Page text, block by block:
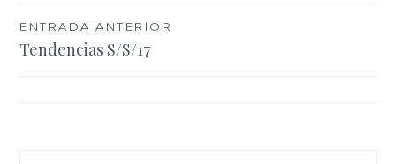
Navegación
de
ENTRADA ANTERIOR
Tendencias S/S/17